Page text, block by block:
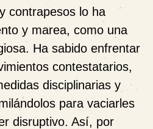
contrapesos lo ha
y marea, como una
Ha sabido enfrentar
contestatarios,
disciplinarias y
para vaciarles
disruptivo. Así, por